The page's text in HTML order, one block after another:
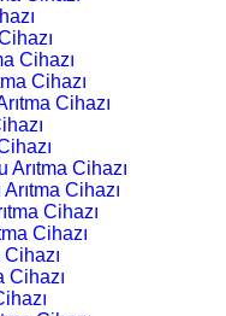
Cihazı
Cihazı
Cihazı
Arıtma Cihazı
Cihazı
Cihazı
Cihazı
Cihazı